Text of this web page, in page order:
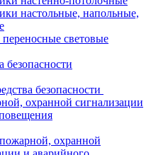
настольные, напольные,
световые
безопасности
безопасности
охранной сигнализации
охранной